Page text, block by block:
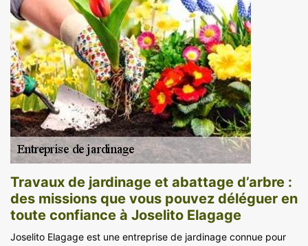
Travaux de jardinage et abattage d’arbre :
des missions que vous pouvez déléguer en
toute confiance à Joselito Elagage
Joselito Elagage est une entreprise de jardinage connue pour